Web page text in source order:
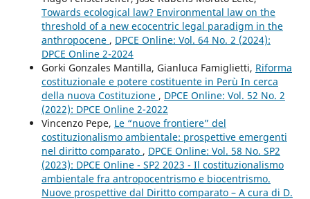
Towards ecological law? Environmental law on the
threshold of a new ecocentric legal paradigm in the
anthropocene , DPCE Online: Vol. 64 No. 2 (2024):
DPCE Online 2-2024
Gorki Gonzales Mantilla, Gianluca Famiglietti, Riforma
costituzionale e potere costituente in Perù In cerca
della nuova Costituzione , DPCE Online: Vol. 52 No. 2
(2022): DPCE Online 2-2022
Vincenzo Pepe, Le “nuove frontiere” del
costituzionalismo ambientale: prospettive emergenti
nel diritto comparato , DPCE Online: Vol. 58 No. SP2
(2023): DPCE Online - SP2 2023 - Il costituzionalismo
ambientale fra antropocentrismo e biocentrismo.
Nuove prospettive dal Diritto comparato – A cura di D.